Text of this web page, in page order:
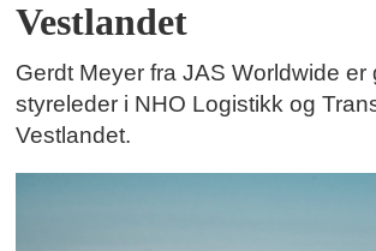
Vestlandet
Gerdt Meyer fra JAS Worldwide er
styreleder i NHO Logistikk og
Vestlandet.